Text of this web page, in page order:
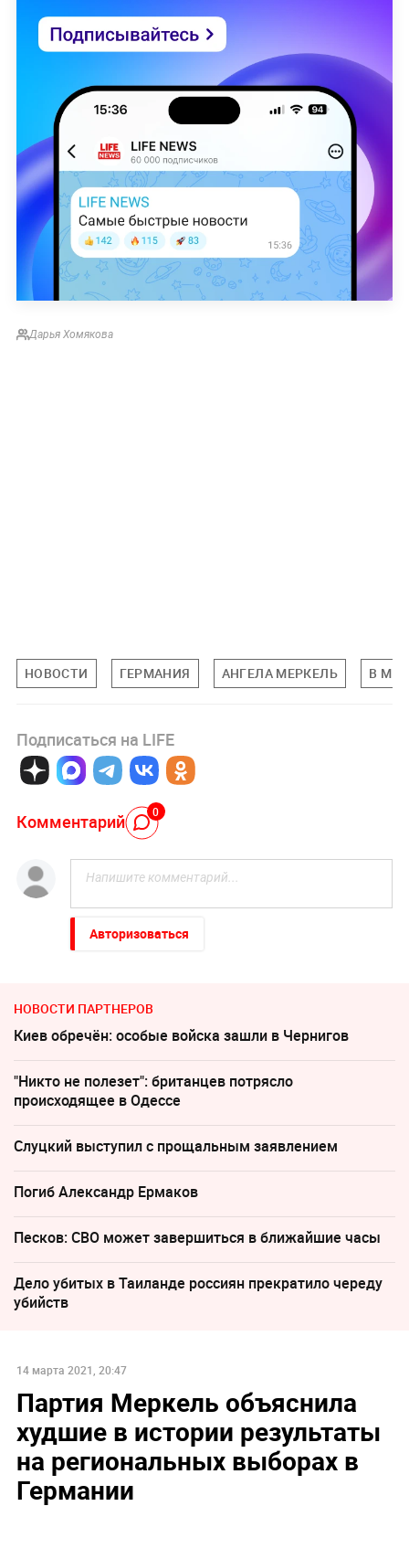
Дарья Хомякова
НОВОСТИ ГЕРМАНИЯ АНГЕЛА МЕРКЕЛЬ В
Подписаться на LIFE
Комментарий 0
Авторизоваться
НОВОСТИ ПАРТНЕРОВ
Киев обречён: особые войска зашли в Чернигов
"Никто не полезет": британцев потрясло
происходящее в Одессе
Слуцкий выступил с прощальным заявлением
Погиб Александр Ермаков
Песков: СВО может завершиться в ближайшие часы
Дело убитых в Таиланде россиян прекратило череду
убийств
14 марта 2021, 20:47
Партия Меркель объяснила
худшие в истории результаты
на региональных выборах в
Германии